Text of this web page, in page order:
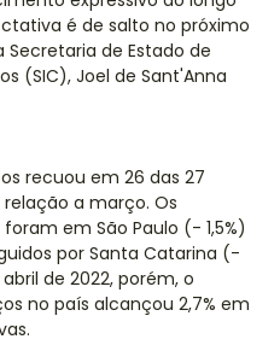
é de salto no próximo
de Estado de
(SIC), Joel de Sant'Anna
recuou em 26 das 27
a março. Os
em São Paulo (- 1,5%)
por Santa Catarina (-
de 2022, porém, o
no país alcançou 2,7% em